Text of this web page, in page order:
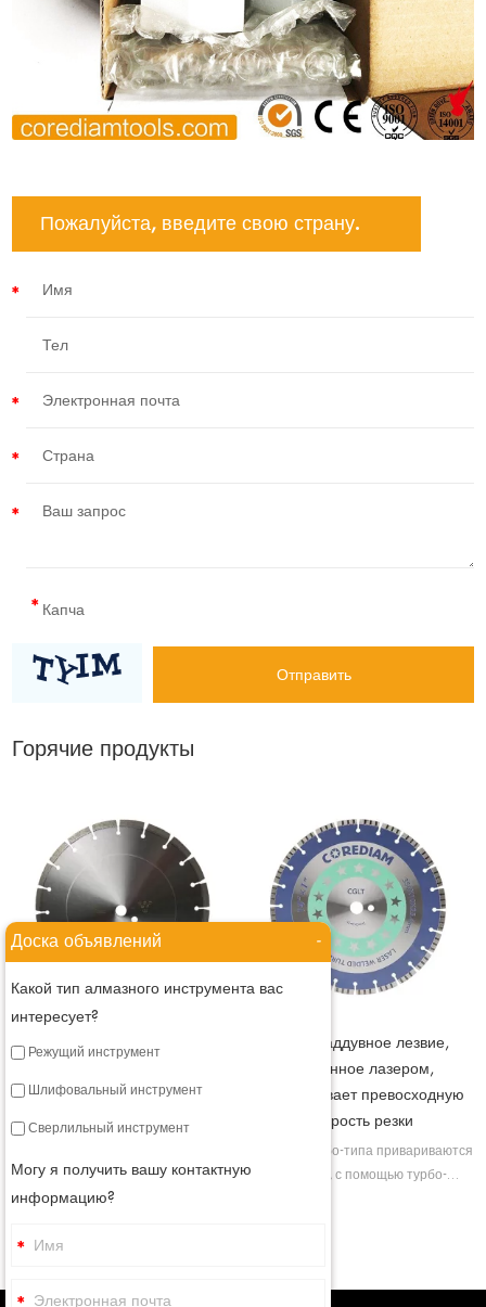
Пожалуйста, введите свою страну.
Горячие продукты
Алмазное пильное полотно по
бетону приваривается лазером, в
сегментированному пильному
полотну высокую прочность, а
Турбонаддувное лезвие,
сваренное лазером,
обеспечивает превосходную
скорость резки
Лопасти турбо-типа привариваются
лазером, с помощью турбо-
Доска объявлений -
Какой тип алмазного инструмента вас
интересует?
Режущий инструмент
Шлифовальный инструмент
Сверлильный инструмент
Могу я получить вашу контактную
информацию?